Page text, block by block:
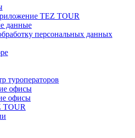
TEZ TOUR
данные
персональных данных
туроператоров
офисы
офисы
TOUR